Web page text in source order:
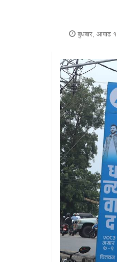
बुधबार, आषाढ